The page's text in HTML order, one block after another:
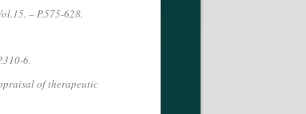
– P.575-628.
6.
of therapeutic